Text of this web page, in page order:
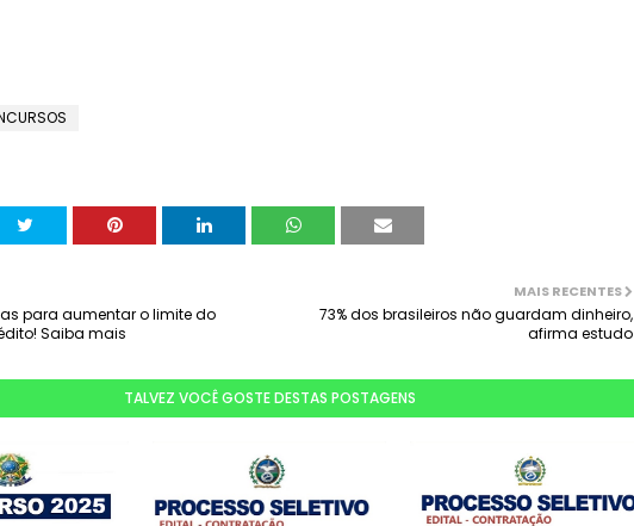
MAIS RECENTES
73% dos brasileiros não guardam dinheiro,
afirma estudo
para aumentar o limite do
Saiba mais
TALVEZ VOCÊ GOSTE DESTAS POSTAGENS